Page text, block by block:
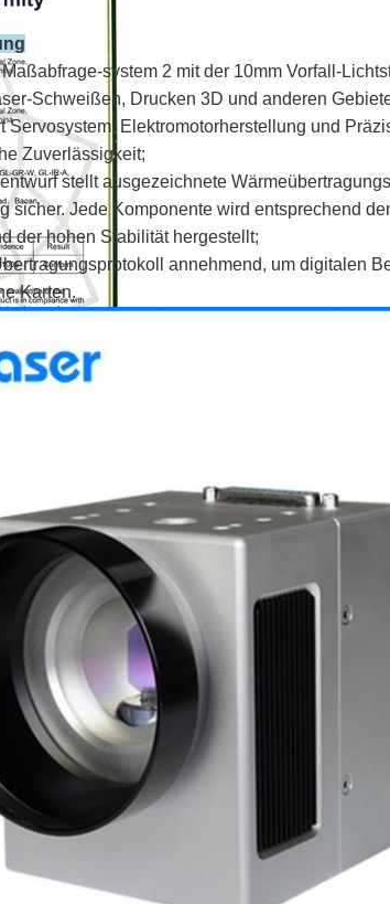
system 2 mit der 10mm Vorfall-
Schweißen, Drucken 3D und anderen
Servosystem, Elektromotorherstellung und
Zuverlässigkeit;
stellt ausgezeichnete
sicher. Jede Komponente wird entsprechend
der hohen Stabilität hergestellt;
annehmend, um digitalen
Karten.